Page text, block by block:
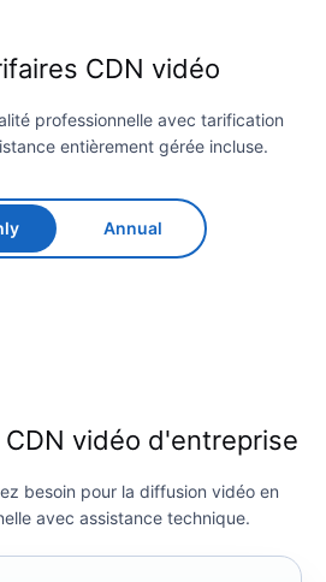
CDN vidéo
professionnelle avec tarification
entièrement gérée incluse.
Annual
vidéo d'entreprise
besoin pour la diffusion vidéo en
avec assistance technique.